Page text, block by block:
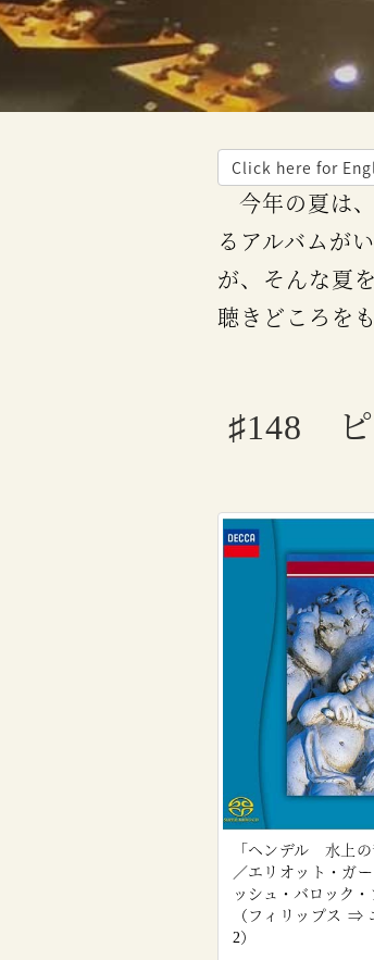
Click here for
今年の夏は、またまた暑くなりそうな予想。ところで毎年、夏になると取り出して聴いてみたくな
るアルバムが
が、そんな夏
聴きどころを
♯148 ピ
「ヘンデル 水上
／エリオット・ガ
ッシュ・バロック・
（フィリップス ⇒
2）